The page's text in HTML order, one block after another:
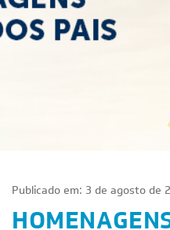
Publicado em: 3 de agosto de